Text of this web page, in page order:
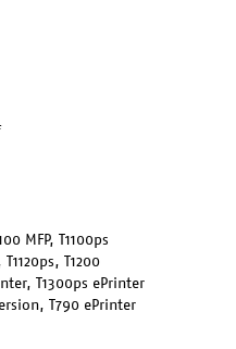
MFP, T1100ps
T1120ps, T1200
T1300ps ePrinter
T790 ePrinter